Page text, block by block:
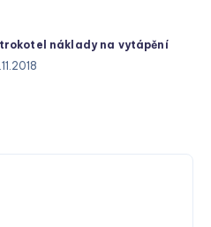
náklady na vytápění